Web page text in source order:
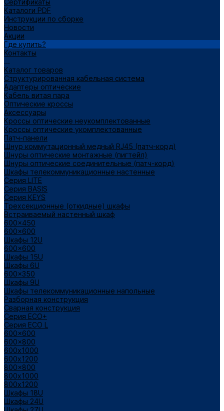
Сертификаты
Каталоги PDF
Инструкции по сборке
Новости
Акции
Где купить?
Контакты
...
Каталог товаров
Структурированная кабельная система
Адаптеры оптические
Кабель витая пара
Оптические кроссы
Аксессуары
Кроссы оптические неукомплектованные
Кроссы оптические укомплектованные
Патч-панели
Шнур коммутационный медный RJ45 (патч-корд)
Шнуры оптические монтажные (пигтейл)
Шнуры оптические соединительные (патч-корд)
Шкафы телекоммуникационные настенные
Cерия LITE
Cерия BASIS
Cерия KEYS
Трехсекционные (откидные) шкафы
Встраиваемый настенный шкаф
600x450
600x600
Шкафы 12U
600x600
Шкафы 15U
Шкафы 6U
600x350
Шкафы 9U
Шкафы телекоммуникационные напольные
Разборная конструкция
Сварная конструкция
Серия ECO+
Серия ECO L
600x600
600x800
600х1000
600х1200
800x800
800х1000
800х1200
Шкафы 18U
Шкафы 24U